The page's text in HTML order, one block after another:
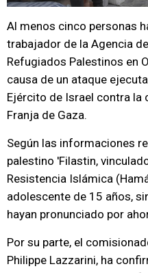
Al menos cinco personas
trabajador de la Agencia
Refugiados Palestinos en
causa de un ataque
Ejército de Israel contra la
Franja de Gaza.
Según las informaciones
palestino 'Filastin,
Resistencia Islámica
adolescente de 15 años,
hayan pronunciado por
Por su parte, el
Philippe Lazzarini, ha